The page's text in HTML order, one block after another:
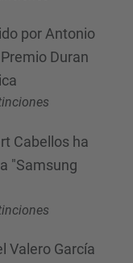
por Antonio
Duran
Cabellos ha
"Samsung
Valero García